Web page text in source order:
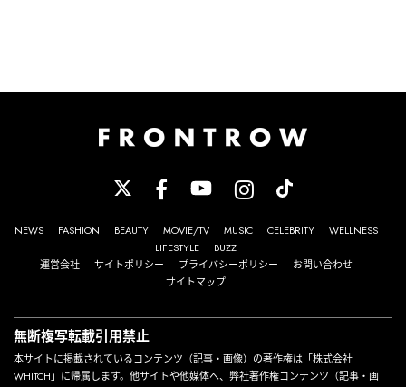
NEWS FASHION BEAUTY MOVIE/TV MUSIC CELEBRITY
WELLNESS
LIFESTYLE
BUZZ
運営会社
サイトポリシー プライバシーポリシー
お問い合わせ
サイトマップ
無断複写転載引用禁止
本サイトに掲載されているコンテンツ（記事・画像）の著作権は「株式会社
WHITCH」に帰属します。他サイトや他媒体へ、弊社著作権コンテンツ（記事・画